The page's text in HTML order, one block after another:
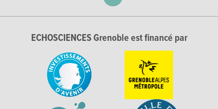
ECHOSCIENCES Grenoble est financé par